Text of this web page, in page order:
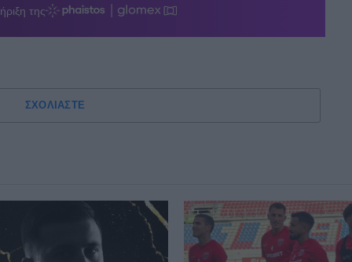
ΣΧΟΛΙΑΣΤΕ